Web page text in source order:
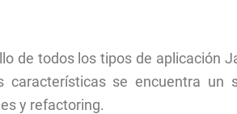
de todos los tipos de aplicación
características se encuentra un
y refactoring.